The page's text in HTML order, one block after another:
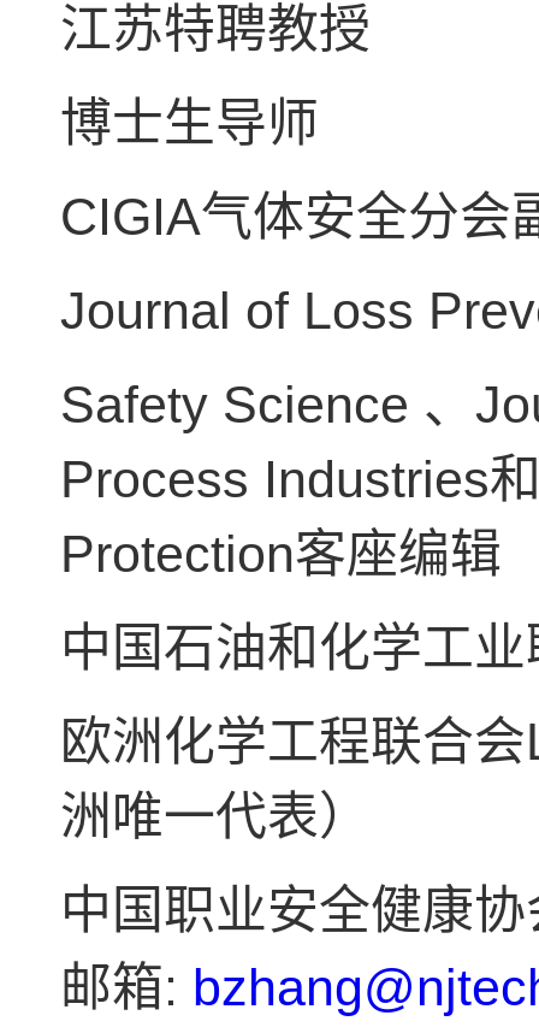
江苏特聘教授
博士生导师
CIGIA气体安全分会
Journal of Loss
Safety Science 、
Process Industries
Protection客座编辑
中国石油和化学工
欧洲化学工程联合会
洲唯一代表）
中国职业安全健康
邮箱: